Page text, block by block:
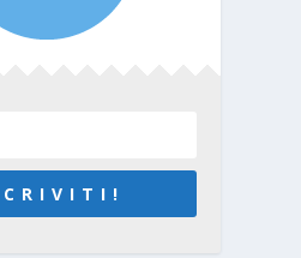
C R I V I T I !